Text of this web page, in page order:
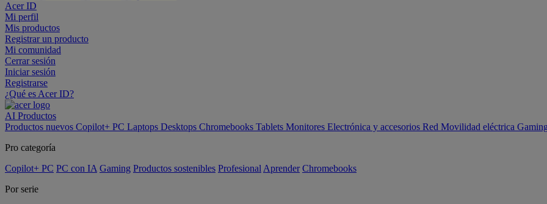
Acer ID
Mi perfil
Mis productos
Registrar un producto
Mi comunidad
Cerrar sesión
Iniciar sesión
Registrarse
¿Qué es Acer ID?
AI Productos
Productos nuevos Copilot+ PC Laptops Desktops Chromebooks Tablets Monitores Electrónica y accesorios Red Movilidad eléctrica
Pro categoría
Copilot+ PC PC con IA Gaming Productos sostenibles Profesional Aprender Chromebooks
Por serie